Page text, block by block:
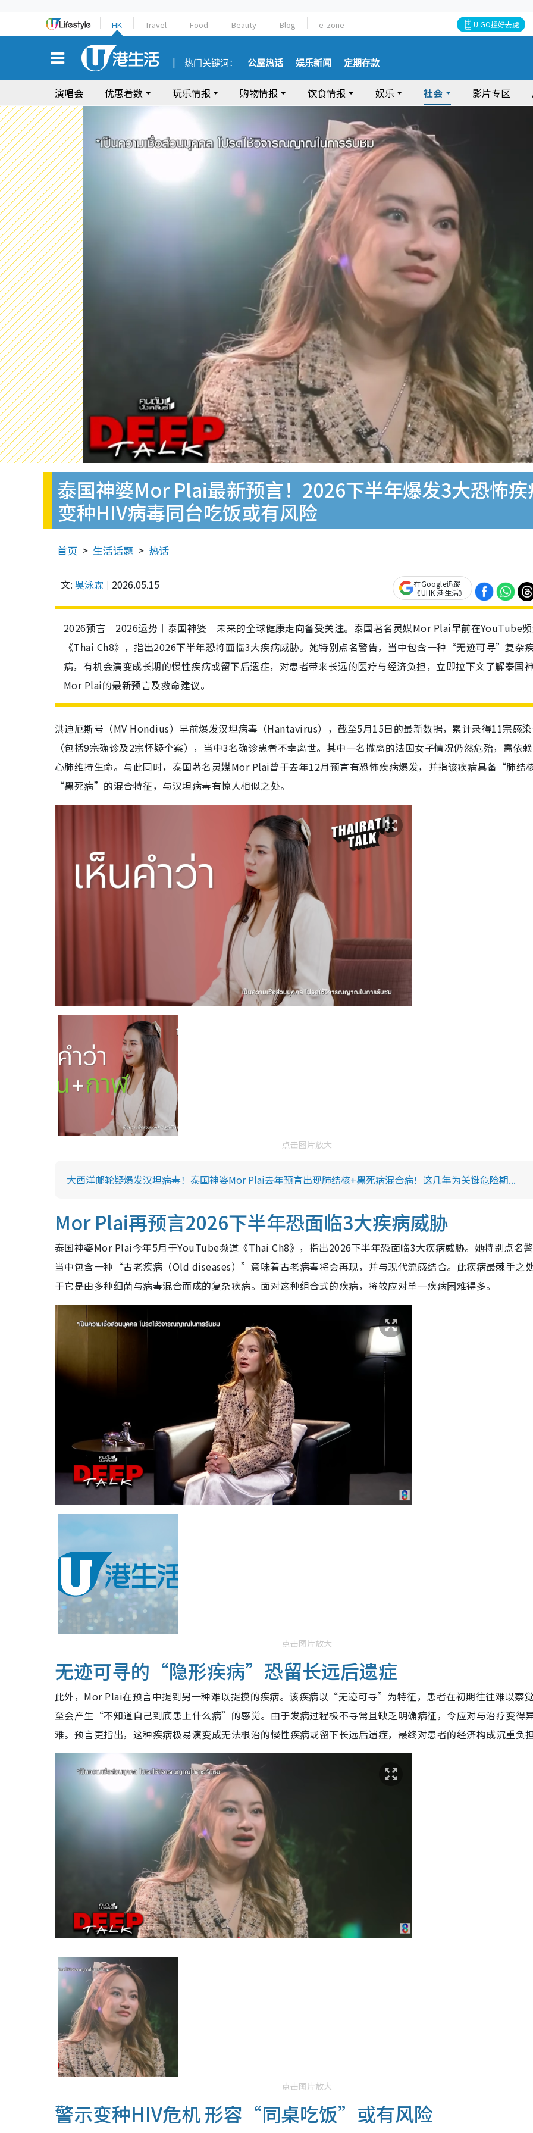
HK Travel Food Beauty Blog e-zone U GO搵好去處
热门关键词： 公屋热话 娱乐新闻 定期存款
演唱会 优惠着数 玩乐情报 购物情报 饮食情报 娱乐 社会 影片专区
泰国神婆Mor Plai最新预言！2026下半年爆发3大恐怖
变种HIV病毒同台吃饭或有风险
首页 生活话题 热话
文: 吳泳霖 2026.05.15
在Google追蹤
《UHK 港生活》
2026预言︱2026运势︱泰国神婆︱未来的全球健康走向备受关注。泰国著名灵媒Mor Plai早前在YouTube
《Thai Ch8》，指出2026下半年恐将面临3大疾病威胁。她特别点名警告，当中包含一种“无迹可寻”复杂
病，有机会演变成长期的慢性疾病或留下后遗症，对患者带来长远的医疗与经济负担，立即拉下文了解泰国
Mor Plai的最新预言及救命建议。
洪迪厄斯号（MV Hondius）早前爆发汉坦病毒（Hantavirus），截至5月15日的最新数据，累计录得11宗感
（包括9宗确诊及2宗怀疑个案），当中3名确诊患者不幸离世。其中一名撤离的法国女子情况仍然危殆，需依
心肺维持生命。与此同时，泰国著名灵媒Mor Plai曾于去年12月预言有恐怖疾病爆发，并指该疾病具备“肺结
“黑死病”的混合特征，与汉坦病毒有惊人相似之处。
点击图片放大
大西洋邮轮疑爆发汉坦病毒！泰国神婆Mor Plai去年预言出现肺结核+黑死病混合病！这几年为关键危险期...
Mor Plai再预言2026下半年恐面临3大疾病威胁
泰国神婆Mor Plai今年5月于YouTube频道《Thai Ch8》，指出2026下半年恐面临3大疾病威胁。她特别点名警
当中包含一种“古老疾病（Old diseases）”意味着古老病毒将会再现，并与现代流感结合。此疾病最棘手之
于它是由多种细菌与病毒混合而成的复杂疾病。面对这种组合式的疾病，将较应对单一疾病困难得多。
点击图片放大
无迹可寻的“隐形疾病”恐留长远后遗症
此外，Mor Plai在预言中提到另一种难以捉摸的疾病。该疾病以“无迹可寻”为特征，患者在初期往往难以察
至会产生“不知道自己到底患上什么病”的感觉。由于发病过程极不寻常且缺乏明确病征，令应对与治疗变得
难。预言更指出，这种疾病极易演变成无法根治的慢性疾病或留下长远后遗症，最终对患者的经济构成沉重负担
点击图片放大
警示变种HIV危机 形容“同桌吃饭”或有风险